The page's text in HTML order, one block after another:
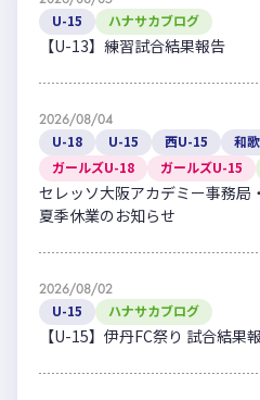
U-15 ハナサカブログ
【U-13】練習試合結果報告
2026/08/04
U-18 U-15 西U-15 和
ガールズU-18
ガールズU-15
セレッソ大阪アカデミー事務
夏季休業のお知らせ
2026/08/02
U-15 ハナサカブログ
【U-15】伊丹FC祭り 試合結果